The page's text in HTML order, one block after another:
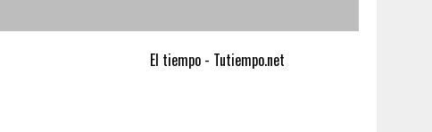
El tiempo - Tutiempo.net